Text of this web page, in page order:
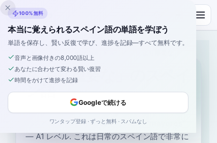
Inklingo
「より重要な」のスペイ
ン語
のスペイン語は“より重要な”です “
— A1 レベル. これは日常のスペイン語で非常に
100%無料
本当に覚えられるスペイン語の単語を学ぼう
単語を保存し、賢い反復で学び、進捗を記録—すべて無料です。
音声と画像付きの8,000語以上
あなたに合わせて変わる賢い復習
時間をかけて進捗を記録
Googleで続ける
ワンタップ登録 · ずっと無料 · スパムなし